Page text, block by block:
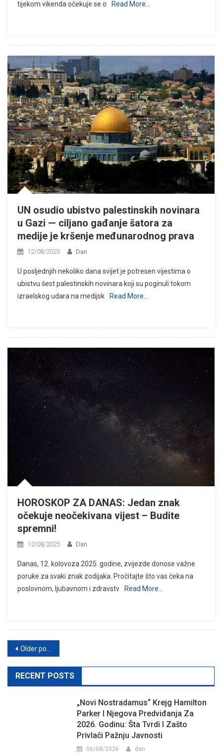
tijekom vikenda očekuje se o Read More…
UN osudio ubistvo palestinskih novinara
u Gazi — ciljano gađanje šatora za
medije je kršenje međunarodnog prava
12/08/2025 Dan
U posljednjih nekoliko dana svijet je potresen vijestima o
ubistvu šest palestinskih novinara koji su poginuli tokom
izraelskog udara na medijsk
Read More…
HOROSKOP ZA DANAS: Jedan znak
očekuje neočekivana vijest – Budite
spremni!
12/08/2025 Dan
Danas, 12. kolovoza 2025. godine, zvijezde donose važne
poruke za svaki znak zodijaka. Pročitajte što vas čeka na
poslovnom, ljubavnom i zdravstv
Read More…
Posts
navigation
Older posts
RECENT POSTS
„Novi Nostradamus“ Krejg Hamilton
Parker I Njegova Predviđanja Za
2026. Godinu: Šta Tvrdi I Zašto
Privlači Pažnju Javnosti
06/08/2026 dan